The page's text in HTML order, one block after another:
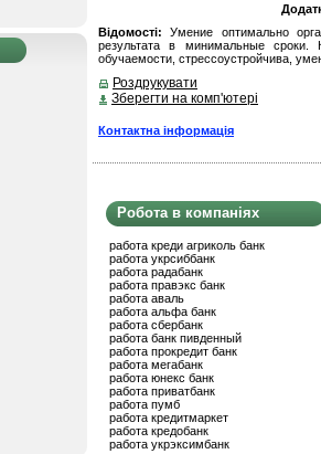
Відомості: Умение оптимально
результата в минимальные сроки.
обучаемости, стрессоустройчива,
Роздрукувати
Зберегти на комп'ютері
Контактна інформація
Робота в компаніях
работа креди агриколь банк
работа укрсиббанк
работа радабанк
работа правэкс банк
работа аваль
работа альфа банк
работа сбербанк
работа банк пивденный
работа прокредит банк
работа мегабанк
работа юнекс банк
работа приватбанк
работа пумб
работа кредитмаркет
работа кредобанк
работа укрэксимбанк